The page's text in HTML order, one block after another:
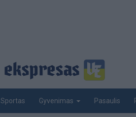
Sportas Gyvenimas Pasaulis